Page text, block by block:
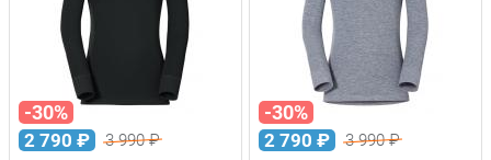
-30%
2 790 ₽ 3 990₽
-30%
2 790 ₽ 3 990₽